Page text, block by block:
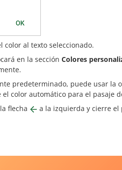
color al texto seleccionado.
en la sección Colores
predeterminado, puede usar la
color automático para el pasaje
flecha
a la izquierda y cierre el